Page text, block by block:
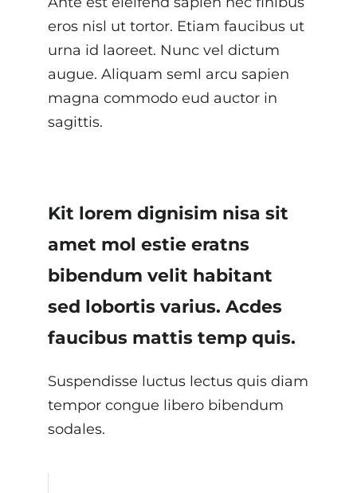
eros nisl ut tortor. Etiam faucibus ut
urna id laoreet. Nunc vel dictum
augue. Aliquam seml arcu sapien
magna commodo eud auctor in
sagittis.
Kit lorem dignisim nisa sit
amet mol estie eratns
bibendum velit habitant
sed lobortis varius. Acdes
faucibus mattis temp quis.
Suspendisse luctus lectus quis diam
tempor congue libero bibendum
sodales.